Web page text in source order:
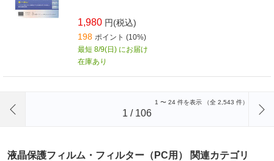
1,980 円(税込)
198 ポイント (10%)
最短 8/9(日) にお届け
在庫あり
1 〜 24 件を表示 （全 2,543 件）
1 / 106
液晶保護フィルム・フィルター（PC用） 関連カテゴリ